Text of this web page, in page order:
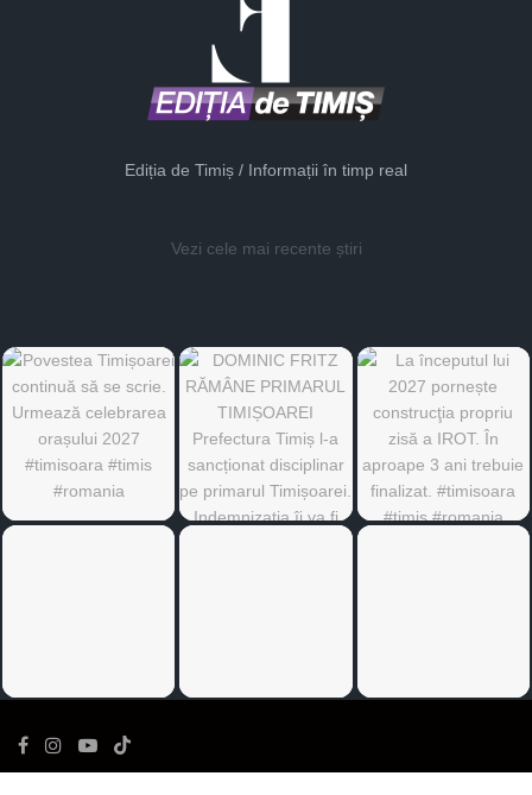
Ediția de Timiș / Informații în timp real
Vezi cele mai recente știri